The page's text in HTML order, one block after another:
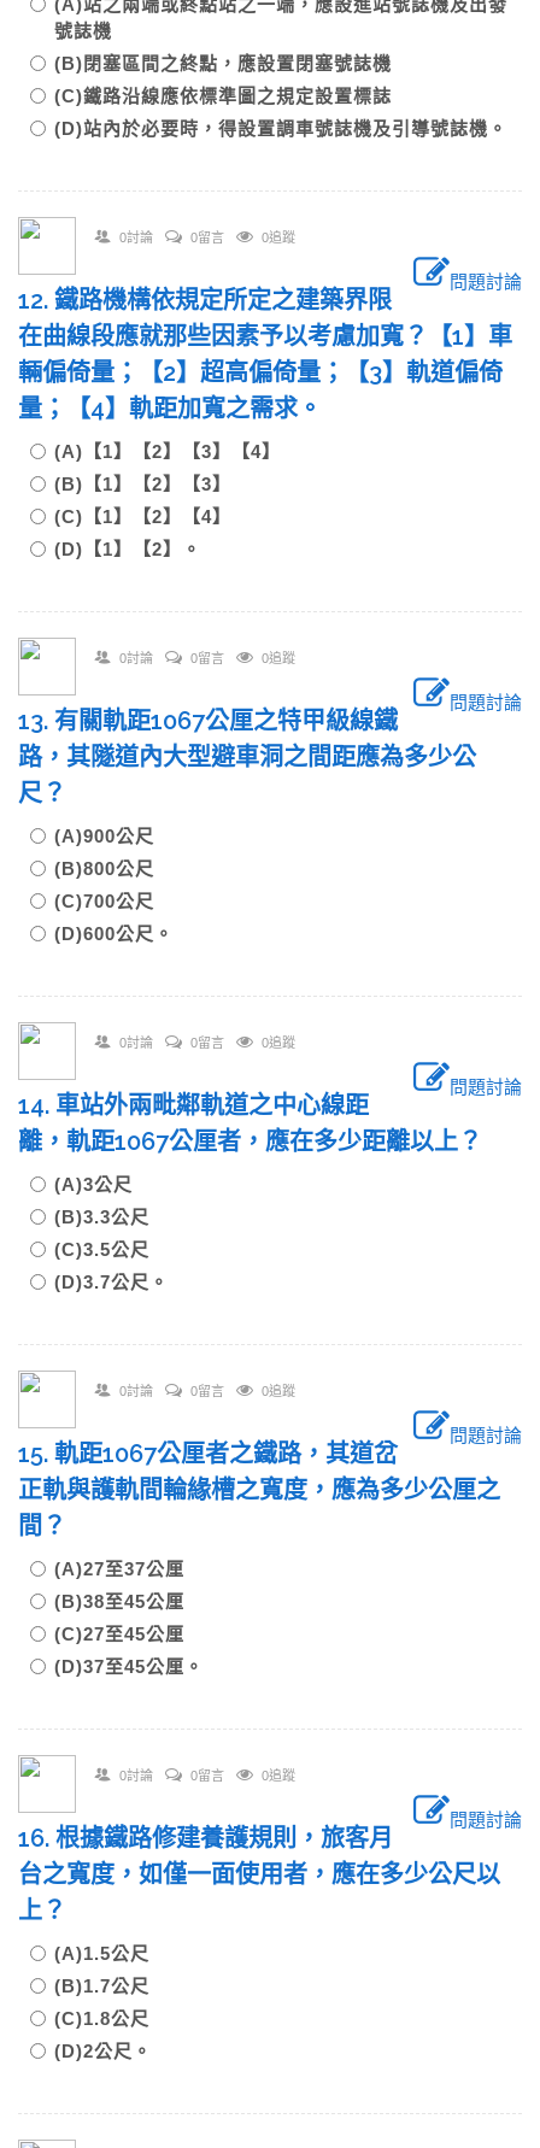
(A)站之兩端或終點站之一端，應設進站號誌機及出發
號誌機
(B)閉塞區間之終點，應設置閉塞號誌機
(C)鐵路沿線應依標準圖之規定設置標誌
(D)站內於必要時，得設置調車號誌機及引導號誌機。
0討論 0留言 0追蹤
問題討論
12. 鐵路機構依規定所定之建築界限
在曲線段應就那些因素予以考慮加寬？【1】車
輛偏倚量；【2】超高偏倚量；【3】軌道偏倚
量；【4】軌距加寬之需求。
(A)【1】【2】【3】【4】
(B)【1】【2】【3】
(C)【1】【2】【4】
(D)【1】【2】。
0討論 0留言 0追蹤
問題討論
13. 有關軌距1067公厘之特甲級線鐵
路，其隧道內大型避車洞之間距應為多少公
尺？
(A)900公尺
(B)800公尺
(C)700公尺
(D)600公尺。
0討論 0留言 0追蹤
問題討論
14. 車站外兩毗鄰軌道之中心線距
離，軌距1067公厘者，應在多少距離以上？
(A)3公尺
(B)3.3公尺
(C)3.5公尺
(D)3.7公尺。
0討論 0留言 0追蹤
問題討論
15. 軌距1067公厘者之鐵路，其道岔
正軌與護軌間輪緣槽之寬度，應為多少公厘之
間？
(A)27至37公厘
(B)38至45公厘
(C)27至45公厘
(D)37至45公厘。
0討論 0留言 0追蹤
問題討論
16. 根據鐵路修建養護規則，旅客月
台之寬度，如僅一面使用者，應在多少公尺以
上？
(A)1.5公尺
(B)1.7公尺
(C)1.8公尺
(D)2公尺。